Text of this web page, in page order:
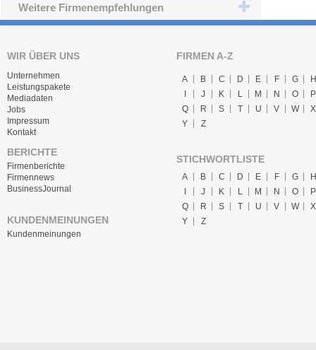
Weitere Firmenempfehlungen
WIR ÜBER UNS
Unternehmen
Leistungspakete
Mediadaten
Jobs
Impressum
Kontakt
BERICHTE
Firmenberichte
Firmennews
BusinessJournal
KUNDENMEINUNGEN
Kundenmeinungen
FIRMEN A-Z
A B C D E F G
H
I
J K L M N O
P
Q
R S T U V W
X
Y
Z
STICHWORTLISTE
A B C D E F G
H
I
J K L M N O
P
Q
R S T U V W
X
Y
Z